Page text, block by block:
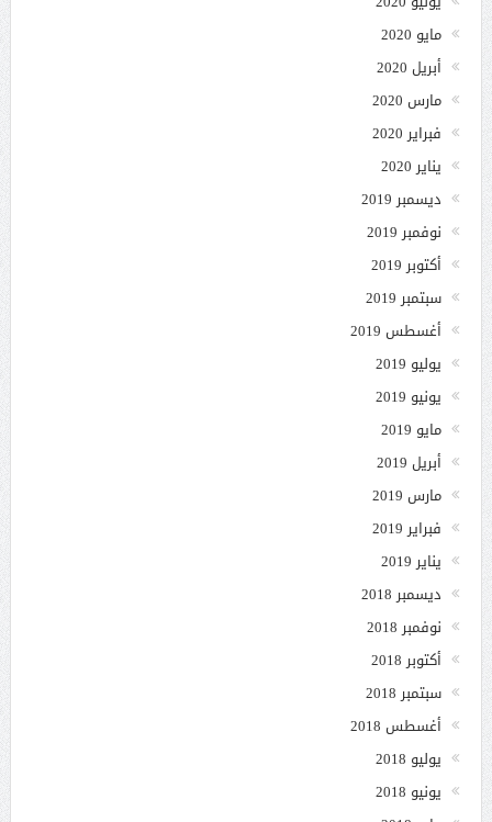
مايو 2020
أبريل 2020
مارس 2020
فبراير 2020
يناير 2020
ديسمبر 2019
نوفمبر 2019
أكتوبر 2019
سبتمبر 2019
أغسطس 2019
يوليو 2019
يونيو 2019
مايو 2019
أبريل 2019
مارس 2019
فبراير 2019
يناير 2019
ديسمبر 2018
نوفمبر 2018
أكتوبر 2018
سبتمبر 2018
أغسطس 2018
يوليو 2018
يونيو 2018